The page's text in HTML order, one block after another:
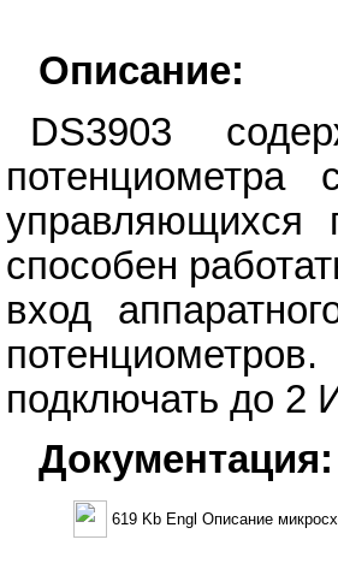
Описание:
DS3903
потенциометра
управляющихся
способен
вход
подключать до
Документация:
619 Kb Engl Описание